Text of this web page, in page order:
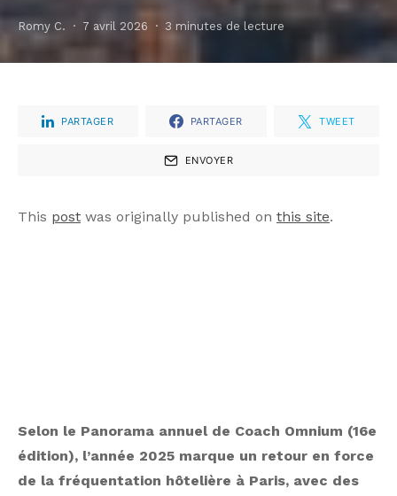
Romy C. 7 avril 2026 3 minutes de lecture
PARTAGER PARTAGER TWEET
ENVOYER
This post was originally published on this site.
Selon le Panorama annuel de Coach Omnium (16e
édition), l’année 2025 marque un retour en force
de la fréquentation hôtelière à Paris, avec des